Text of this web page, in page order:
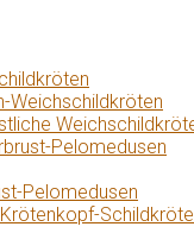
Weichschildkröten
Pelomedusen
Pelomedusen